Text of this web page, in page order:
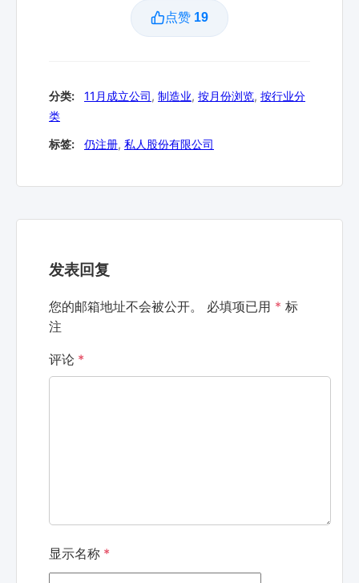
点赞 19
分类: 11月成立公司, 制造业, 按月份浏览, 按行业分
类
标签: 仍注册, 私人股份有限公司
发表回复
您的邮箱地址不会被公开。 必填项已用 * 标
注
评论 *
显示名称 *